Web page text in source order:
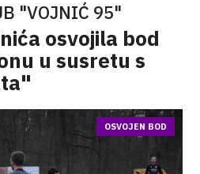
"VOJNIĆ 95"
osvojila bod
u susretu s
OSVOJEN BOD